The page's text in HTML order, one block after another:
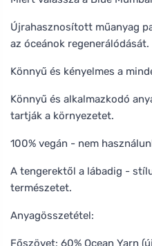
Újrahasznosított műanyag
az óceánok regenerálódását.
Könnyű és kényelmes a
Könnyű és alkalmazkodó
tartják a környezetet.
100% vegán - nem
A tengerektől a lábadig -
természetet.
Anyagösszetétel:
Főszövet: 60% Ocean Yarn